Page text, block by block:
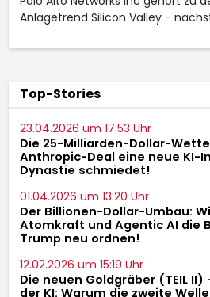
Anlagetrend Silicon Valley -
Top-Stories
23.04.2026 um 17:53 Uhr
Die 25-Milliarden-Dollar-
Anthropic-Deal eine neue KI-
Dynastie schmiedet!
01.04.2026 um 13:20 Uhr
Der Billionen-Dollar-Umbau:
Atomkraft und Agentic AI die
Trump neu ordnen!
12.02.2026 um 15:19 Uhr
Die neuen Goldgräber (TEIL
der KI: Warum die zweite